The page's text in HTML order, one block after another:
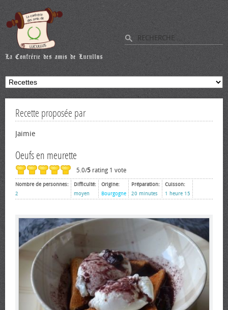
Recette proposée par
Jaimie
Oeufs en meurette
5.0/5 rating 1 vote
Nombre de personnes:
2
Difficulté:
moyen
Origine:
Bourgogne
Préparation:
20 minutes
Cuisson:
1 heure 15